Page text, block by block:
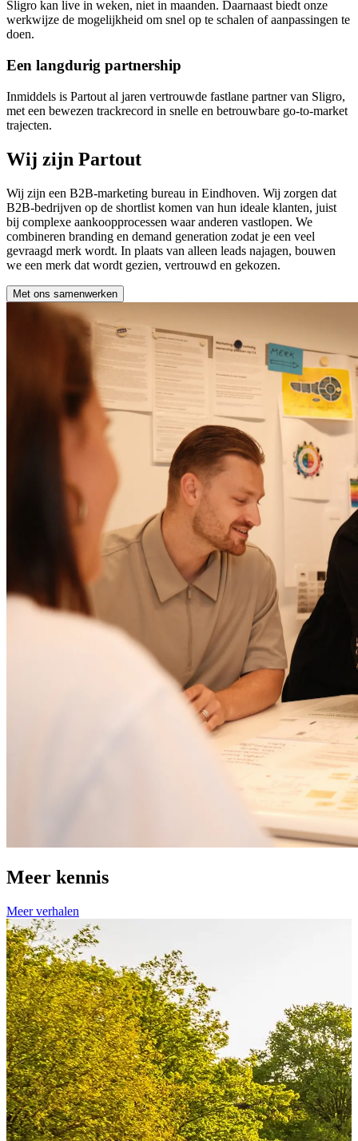
Sligro kan live in weken, niet in maanden. Daarnaast biedt onze
werkwijze de mogelijkheid om snel op te schalen of aanpassingen te
doen.
Een langdurig partnership
Inmiddels is Partout al jaren vertrouwde fastlane partner van Sligro,
met een bewezen trackrecord in snelle en betrouwbare go-to-market
trajecten.
Wij zijn Partout
Wij zijn een B2B-marketing bureau in Eindhoven. Wij zorgen dat
B2B-bedrijven op de shortlist komen van hun ideale klanten, juist
bij complexe aankoopprocessen waar anderen vastlopen. We
combineren branding en demand generation zodat je een veel
gevraagd merk wordt. In plaats van alleen leads najagen, bouwen
we een merk dat wordt gezien, vertrouwd en gekozen.
Met ons samenwerken
Meer kennis
Meer verhalen